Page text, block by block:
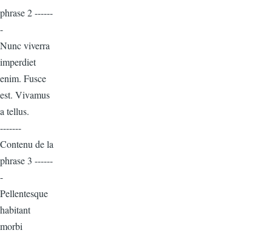
phrase 2 ------
-
Nunc viverra
imperdiet
enim. Fusce
est. Vivamus
a tellus.
-------
Contenu de la
phrase 3 ------
-
Pellentesque
habitant
morbi